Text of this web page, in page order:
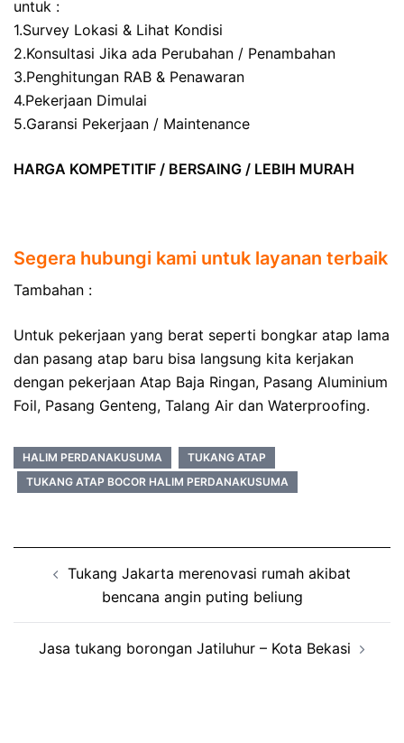
untuk :
1.Survey Lokasi & Lihat Kondisi
2.Konsultasi Jika ada Perubahan / Penambahan
3.Penghitungan RAB & Penawaran
4.Pekerjaan Dimulai
5.Garansi Pekerjaan / Maintenance
HARGA KOMPETITIF / BERSAING / LEBIH MURAH
Segera hubungi kami untuk layanan terbaik
Tambahan :
Untuk pekerjaan yang berat seperti bongkar atap lama
dan pasang atap baru bisa langsung kita kerjakan
dengan pekerjaan Atap Baja Ringan, Pasang Aluminium
Foil, Pasang Genteng, Talang Air dan Waterproofing.
HALIM PERDANAKUSUMA
TUKANG ATAP
TUKANG ATAP BOCOR HALIM PERDANAKUSUMA
navigation
Tukang Jakarta merenovasi rumah akibat
bencana angin puting beliung
Jasa tukang borongan Jatiluhur – Kota Bekasi